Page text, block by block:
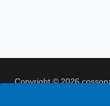
Copyright © 2026